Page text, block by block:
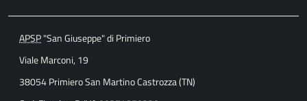
APSP"San Giuseppe" di Primiero
Viale Marconi, 19
38054 Primiero San Martino Castrozza (TN)